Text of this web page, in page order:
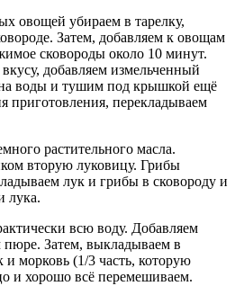
овощей убираем в тарелку,
Затем, добавляем к овощам
сковороды около 10 минут.
добавляем измельченный
воды и тушим под крышкой ещё
приготовления, перекладываем
растительного масла.
вторую луковицу. Грибы
лук и грибы в сковороду и
лука.
всю воду. Добавляем
пюре. Затем, выкладываем в
морковь (1/3 часть, которую
и хорошо всё перемешиваем.